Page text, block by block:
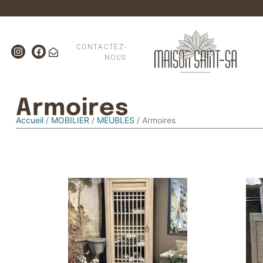
CONTACTEZ-
NOUS
Armoires
Accueil/ MOBILIER / MEUBLES / Armoires